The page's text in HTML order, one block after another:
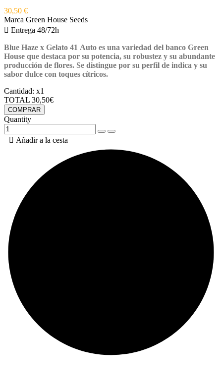
30,50 €
Marca Green House Seeds
 Entrega 48/72h
Blue Haze x Gelato 41 Auto es una variedad del banco Green
House que destaca por su potencia, su robustez y su abundante
producción de flores. Se distingue por su perfil de indica y su
sabor dulce con toques cítricos.
Cantidad: x1
TOTAL 30,50€
COMPRAR
Quantity
 Añadir a la cesta